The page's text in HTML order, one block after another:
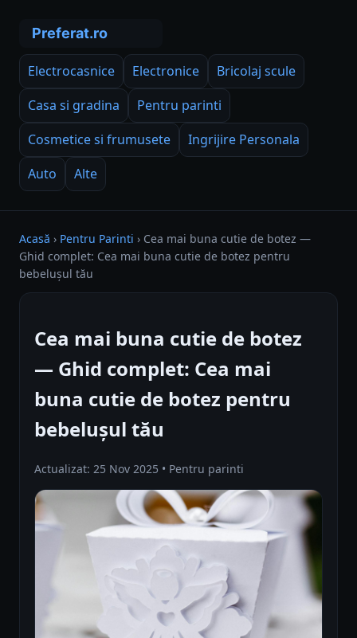
Electrocasnice Electronice
Bricolaj scule
Casa si gradina
Pentru parinti
Cosmetice si frumusete
Ingrijire Personala
Auto
Alte
Acasă › Pentru Parinti › Cea mai buna cutie de botez —
Ghid complet: Cea mai buna cutie de botez pentru
bebelușul tău
Cea mai buna cutie de botez
— Ghid complet: Cea mai
buna cutie de botez pentru
bebelușul tău
Actualizat: 25 Nov 2025 • Pentru parinti